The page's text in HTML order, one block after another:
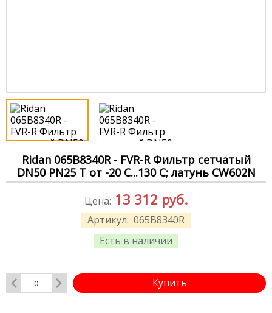
Ridan 065B8340R - FVR-R Фильтр сетчатый
DN50 PN25 Т от -20 С...130 С; латунь CW602N
Артикул: 065B8340R
Есть в наличии
Цена: 13 312 руб.
Купить